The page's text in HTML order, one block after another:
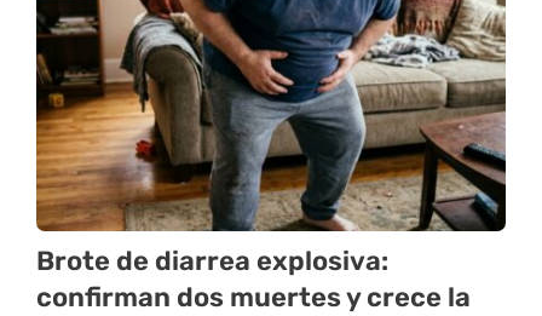
Brote de diarrea explosiva:
confirman dos muertes y crece la